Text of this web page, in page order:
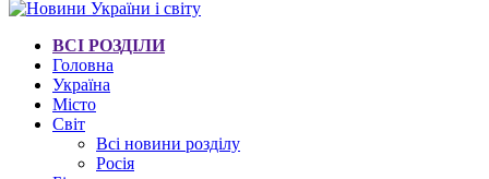
ВСІ РОЗДІЛИ
Головна
Україна
Місто
Світ
Всі новини розділу
Росія